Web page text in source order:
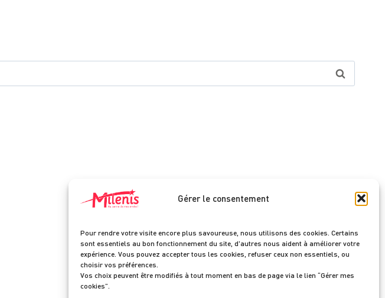
Gérer le consentement
Pour rendre votre visite encore plus savoureuse, nous utilisons des cookies. Certains
sont essentiels au bon fonctionnement du site, d'autres nous aident à améliorer votre
expérience. Vous pouvez accepter tous les cookies, refuser ceux non essentiels, ou
choisir vos préférences.
Vos choix peuvent être modifiés à tout moment en bas de page via le lien “Gérer mes
cookies”.